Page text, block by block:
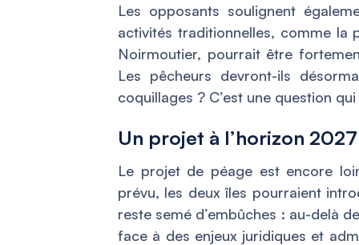
Les opposants soulignent
activités traditionnelles, comme la
Noirmoutier, pourrait être
Les pêcheurs devront-ils
coquillages ? C’est une question
Un projet à l’horizon 2027
Le projet de péage est encore
prévu, les deux îles pourraient
reste semé d’embûches : au-delà
face à des enjeux juridiques et